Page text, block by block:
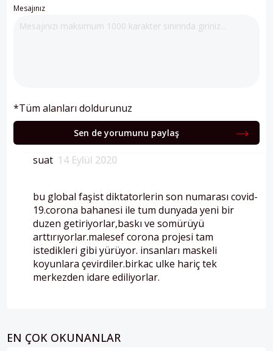
Mesajınız
*Tüm alanları doldurunuz
Sen de yorumunu paylaş
suat 14 Eylül 2020
bu global faşist diktatorlerin son numarası covid-
19.corona bahanesi ile tum dunyada yeni bir
duzen getiriyorlar,baskı ve somürüyü
arttırıyorlar.malesef corona projesi tam
istedikleri gibi yürüyor. insanları maskeli
koyunlara çevirdiler.birkac ulke hariç tek
merkezden idare ediliyorlar.
EN ÇOK OKUNANLAR